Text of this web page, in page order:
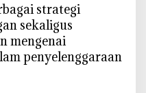
strategi
sekaligus
mengenai
penyelenggaraan